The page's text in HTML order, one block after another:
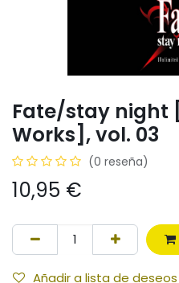
Fate/stay night
Works], vol. 03
(0 reseña)
10,95 €
Añadir a lista de deseos